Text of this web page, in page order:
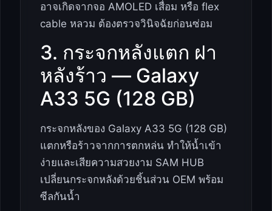
อาจเกิดจากจอ AMOLED เสื่อม หรือ flex
cable หลวม ต้องตรวจวินิจฉัยก่อนซ่อม
3. กระจกหลังแตก ฝา
หลังร้าว — Galaxy
A33 5G (128 GB)
กระจกหลังของ Galaxy A33 5G (128 GB)
แตกหรือร้าวจากการตกหล่น ทำให้น้ำเข้า
ง่ายและเสียความสวยงาม SAM HUB
เปลี่ยนกระจกหลังด้วยชิ้นส่วน OEM พร้อม
ซีลกันน้ำ